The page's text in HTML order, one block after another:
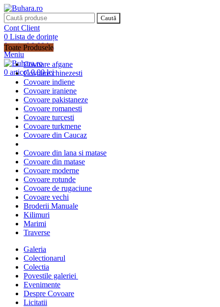
Caută
Cont Client
0 Lista de dorințe
0articol 0,00lei
Meniu
0 articol 0,00lei
Toate Produsele
Covoare afgane
Covoare chinezesti
Covoare indiene
Covoare iraniene
Covoare pakistaneze
Covoare romanesti
Covoare turcesti
Covoare turkmene
Covoare din Caucaz
Covoare din lana si matase
Covoare din matase
Covoare moderne
Covoare rotunde
Covoare de rugaciune
Covoare vechi
Broderii Manuale
Kilimuri
Marimi
Traverse
Galeria
Colectionarul
Colectia
Povestile galeriei
Evenimente
Despre Covoare
Licitatii